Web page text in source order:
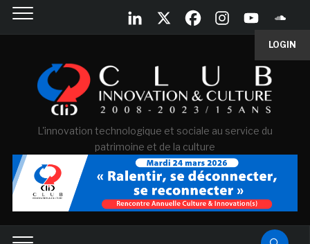
LOGIN
L'innovation technologique et sociale au service du
patrimoine et de la culture